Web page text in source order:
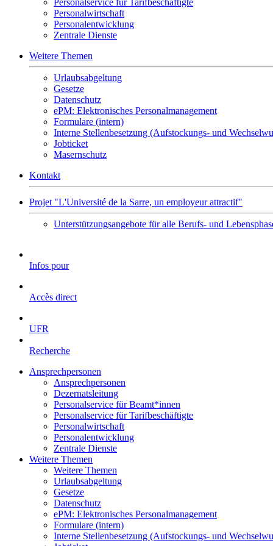
Personalservice für Tarifbeschäftigte
Personalwirtschaft
Personalentwicklung
Zentrale Dienste
Weitere Themen
Urlaubsabgeltung
Gesetze
Datenschutz
ePM: Elektronisches Personalmanagement
Formulare (intern)
Interne Stellenbesetzung (Aufstockungs- und
Jobticket
Masernschutz
Kontakt
Projet "L'Université de la Sarre, un employeur attractif"
Unterstützungsangebote für alle Berufs- und
Infos pour
Accès direct
UFR
Recherche
Ansprechpersonen
Ansprechpersonen
Dezernatsleitung
Personalservice für Beamt*innen
Personalservice für Tarifbeschäftigte
Personalwirtschaft
Personalentwicklung
Zentrale Dienste
Weitere Themen
Weitere Themen
Urlaubsabgeltung
Gesetze
Datenschutz
ePM: Elektronisches Personalmanagement
Formulare (intern)
Interne Stellenbesetzung (Aufstockungs- und